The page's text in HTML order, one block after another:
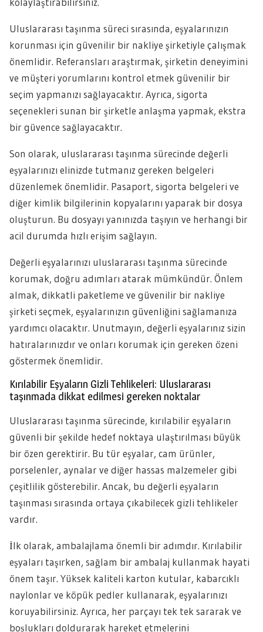
Uluslararası taşınma süreci sırasında, eşyalarınızın
korunması için güvenilir bir nakliye şirketiyle çalışmak
önemlidir. Referansları araştırmak, şirketin deneyimini
ve müşteri yorumlarını kontrol etmek güvenilir bir
seçim yapmanızı sağlayacaktır. Ayrıca, sigorta
seçenekleri sunan bir şirketle anlaşma yapmak, ekstra
bir güvence sağlayacaktır.
Son olarak, uluslararası taşınma sürecinde değerli
eşyalarınızı elinizde tutmanız gereken belgeleri
düzenlemek önemlidir. Pasaport, sigorta belgeleri ve
diğer kimlik bilgilerinin kopyalarını yaparak bir dosya
oluşturun. Bu dosyayı yanınızda taşıyın ve herhangi bir
acil durumda hızlı erişim sağlayın.
Değerli eşyalarınızı uluslararası taşınma sürecinde
korumak, doğru adımları atarak mümkündür. Önlem
almak, dikkatli paketleme ve güvenilir bir nakliye
şirketi seçmek, eşyalarınızın güvenliğini sağlamanıza
yardımcı olacaktır. Unutmayın, değerli eşyalarınız sizin
hatıralarınızdır ve onları korumak için gereken özeni
göstermek önemlidir.
Kırılabilir Eşyaların Gizli Tehlikeleri: Uluslararası
taşınmada dikkat edilmesi gereken noktalar
Uluslararası taşınma sürecinde, kırılabilir eşyaların
güvenli bir şekilde hedef noktaya ulaştırılması büyük
bir özen gerektirir. Bu tür eşyalar, cam ürünler,
porselenler, aynalar ve diğer hassas malzemeler gibi
çeşitlilik gösterebilir. Ancak, bu değerli eşyaların
taşınması sırasında ortaya çıkabilecek gizli tehlikeler
vardır.
İlk olarak, ambalajlama önemli bir adımdır. Kırılabilir
eşyaları taşırken, sağlam bir ambalaj kullanmak hayati
önem taşır. Yüksek kaliteli karton kutular, kabarcıklı
naylonlar ve köpük pedler kullanarak, eşyalarınızı
koruyabilirsiniz. Ayrıca, her parçayı tek tek sararak ve
boşlukları doldurarak hareket etmelerini